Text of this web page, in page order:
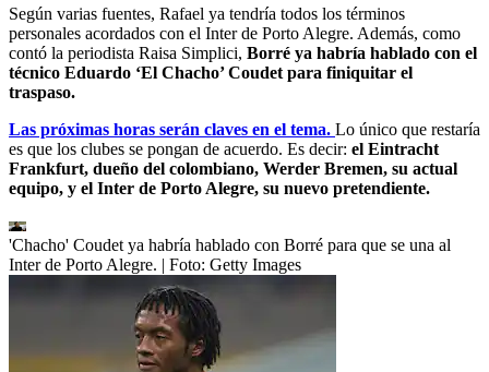
Según varias fuentes, Rafael ya tendría todos los términos
personales acordados con el Inter de Porto Alegre. Además, como
contó la periodista Raisa Simplici, Borré ya habría hablado con el
técnico Eduardo ‘El Chacho’ Coudet para finiquitar el
traspaso.
Las próximas horas serán claves en el tema. Lo único que restaría
es que los clubes se pongan de acuerdo. Es decir: el Eintracht
Frankfurt, dueño del colombiano, Werder Bremen, su actual
equipo, y el Inter de Porto Alegre, su nuevo pretendiente.
'Chacho' Coudet ya habría hablado con Borré para que se una al
Inter de Porto Alegre. | Foto: Getty Images